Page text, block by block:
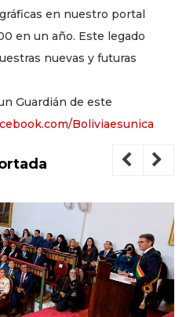
en nuestro portal
en un año. Este legado
nuevas y futuras
Guardián de este
Boliviaesunica